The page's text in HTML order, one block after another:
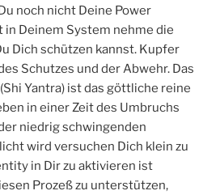
noch nicht Deine Power
Deinem System nehme die
Dich schützen kannst. Kupfer
Schutzes und der Abwehr. Das
Yantra) ist das göttliche reine
in einer Zeit des Umbruchs
niedrig schwingenden
wird versuchen Dich klein zu
in Dir zu aktivieren ist
Prozeß zu unterstützen,